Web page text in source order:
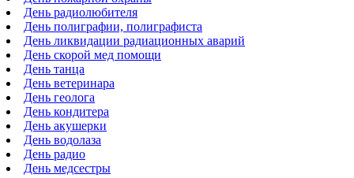
День радиолюбителя
День полиграфии, полиграфиста
День ликвидации радиационных аварий
День скорой мед помощи
День танца
День ветеринара
День геолога
День кондитера
День акушерки
День водолаза
День радио
День медсестры